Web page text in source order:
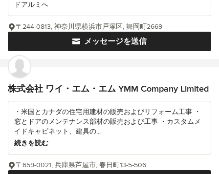
ドアルミへ
メッセージを送信
〒244-0813, 神奈川県横浜市戸塚区, 舞岡町2669
株式会社 ワイ・エム・エム YMM Company Limited
・米国とカナダの住宅用建材の販売およびリフォーム工事 ・
窓とドアのメンテナンス部材の販売および工事 ・カスタムメ
イドキャビネット、建具の...
続きを読む
〒659-0021, 兵庫県芦屋市, 春日町13-5-506